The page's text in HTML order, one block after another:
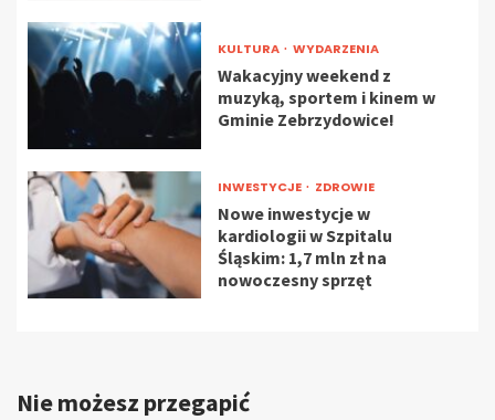
KULTURA WYDARZENIA
Wakacyjny weekend z
muzyką, sportem i kinem w
Gminie Zebrzydowice!
INWESTYCJE ZDROWIE
Nowe inwestycje w
kardiologii w Szpitalu
Śląskim: 1,7 mln zł na
nowoczesny sprzęt
Nie możesz przegapić